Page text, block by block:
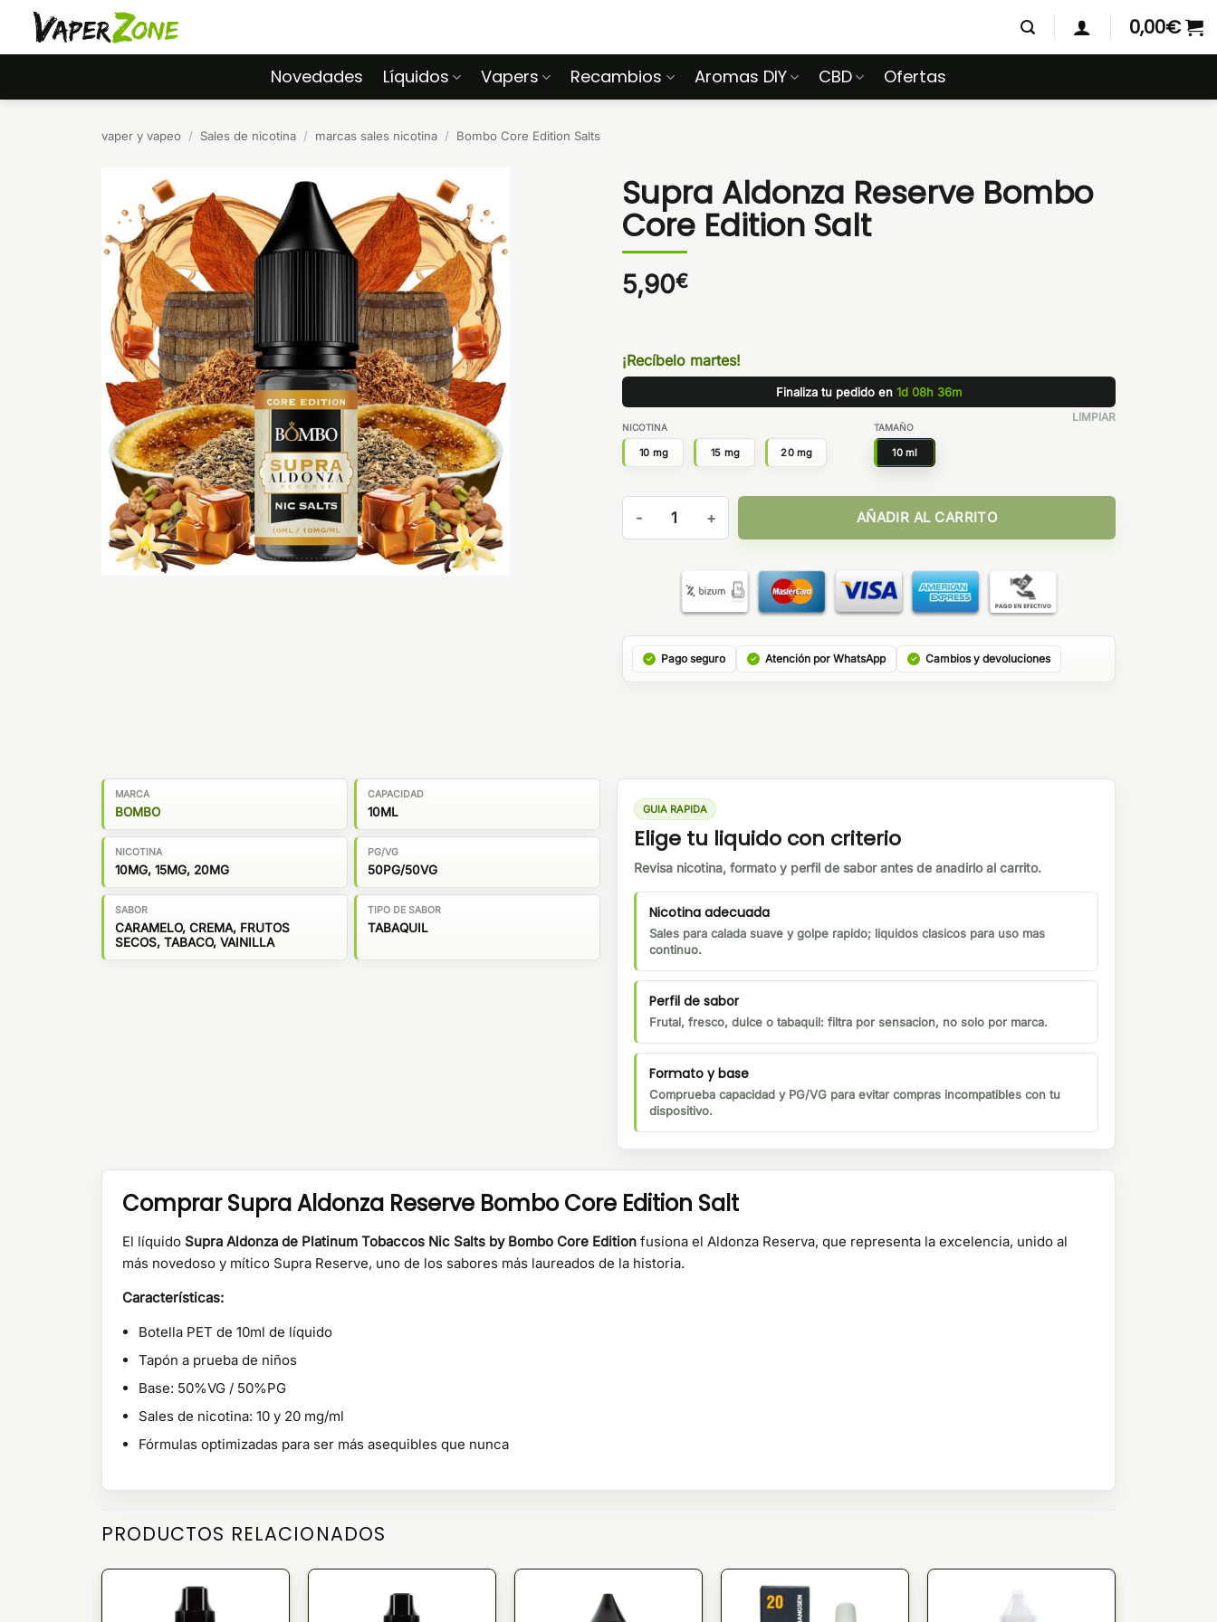
Saltar
contenido
0,00€
Novedades Líquidos Vapers Recambios Aromas DIY CBD Ofertas
vaper y vapeo / Sales de nicotina / marcas sales nicotina / Bombo Core Edition Salts
Supra Aldonza Reserve Bombo
Core Edition Salt
5,90€
¡Recíbelo martes!
Finaliza tu pedido en 1d 08h 36m
NICOTINA
10 mg 15 mg 20 mg
TAMAÑO
10 ml
LIMPIAR
Supra Aldonza Reserve Bombo Core Edition Salt cantidad
AÑADIR AL CARRITO
Pago seguro Atención por WhatsApp Cambios y devoluciones
MARCA
BOMBO
CAPACIDAD
10ML
NICOTINA
10MG, 15MG, 20MG
PG/VG
50PG/50VG
SABOR
CARAMELO, CREMA, FRUTOS
SECOS, TABACO, VAINILLA
TIPO DE SABOR
TABAQUIL
GUIA RAPIDA
Elige tu liquido con criterio
Revisa nicotina, formato y perfil de sabor antes de anadirlo al carrito.
Nicotina adecuada
Sales para calada suave y golpe rapido; liquidos clasicos para uso mas
continuo.
Perfil de sabor
Frutal, fresco, dulce o tabaquil: filtra por sensacion, no solo por marca.
Formato y base
Comprueba capacidad y PG/VG para evitar compras incompatibles con tu
dispositivo.
Comprar Supra Aldonza Reserve Bombo Core Edition Salt
El líquido Supra Aldonza de Platinum Tobaccos Nic Salts by Bombo Core Edition fusiona el Aldonza Reserva, que representa la excelencia, unido al
más novedoso y mítico Supra Reserve, uno de los sabores más laureados de la historia.
Características:
Botella PET de 10ml de líquido
Tapón a prueba de niños
Base: 50%VG / 50%PG
Sales de nicotina: 10 y 20 mg/ml
Fórmulas optimizadas para ser más asequibles que nunca
PRODUCTOS RELACIONADOS